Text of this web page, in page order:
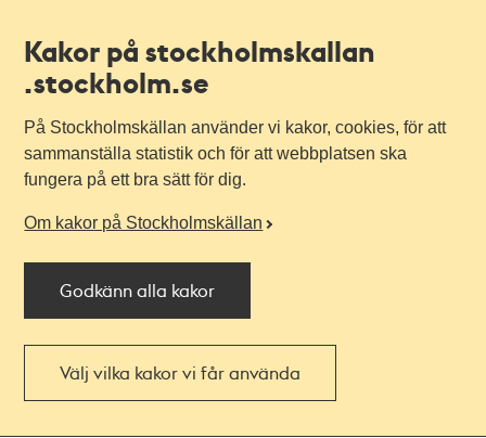
Kakor på stockholmskallan
.stockholm.se
På Stockholmskällan använder vi kakor, cookies, för att
sammanställa statistik och för att webbplatsen ska
fungera på ett bra sätt för dig.
Om kakor på Stockholmskällan
Godkänn alla kakor
Välj vilka kakor vi får använda